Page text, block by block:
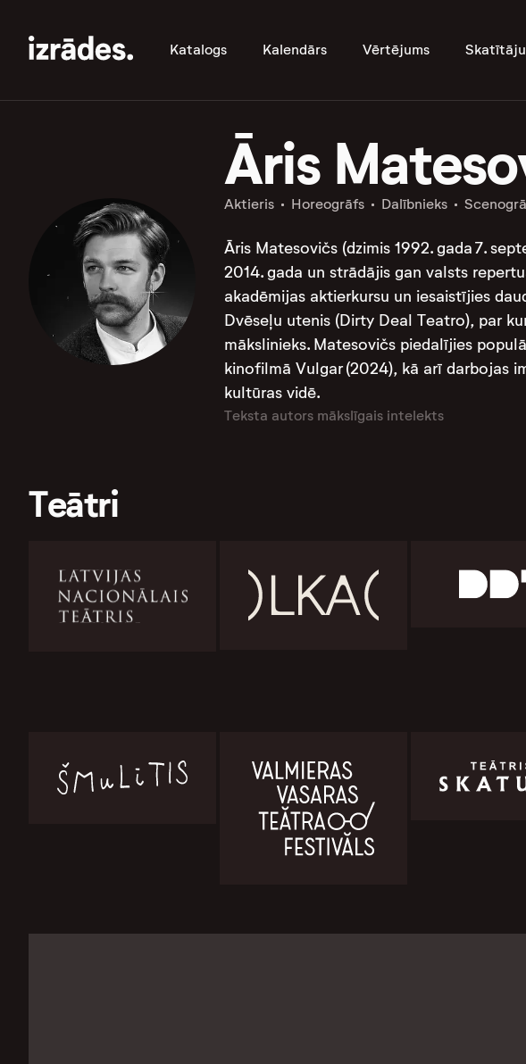
Katalogs Kalendārs Vērtējums
Āris
Aktieris Horeogrāfs Dalībnieks
Āris Matesovičs (dzimis 1992. gada 7.
2014. gada un strādājis gan valsts
akadēmijas aktierkursu un iesaistījies
Dvēseļu utenis (Dirty Deal Teatro), par
mākslinieks. Matesovičs piedalījies
kinofilmā Vulgar (2024), kā arī darbojas
kultūras vidē.
Teksta autors mākslīgais intelekts
Teātri